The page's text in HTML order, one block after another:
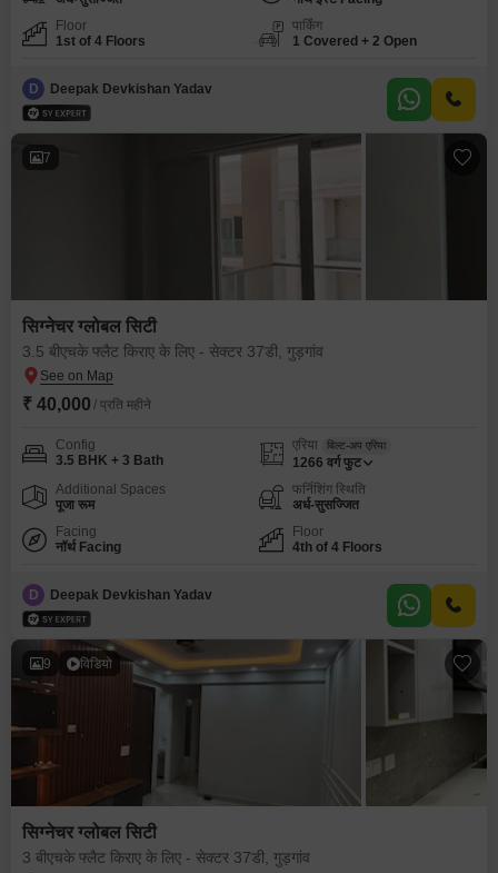
Floor
1st of 4 Floors
पार्किंग
1 Covered + 2 Open
D Deepak Devkishan Yadav
7
सिग्नेचर ग्लोबल सिटी
3.5 बीएचके फ्लैट किराए के लिए - सेक्टर 37डी, गुड़गांव
₹ 40,000 / प्रति महीने
Config
3.5 BHK + 3 Bath
एरिया बिल्ट-अप एरिया
1266 वर्ग फुट
Additional Spaces
पूजा रूम
फर्निशिंग स्थिति
अर्ध-सुसज्जित
Facing
नॉर्थ Facing
Floor
4th of 4 Floors
D Deepak Devkishan Yadav
9 विडियो
सिग्नेचर ग्लोबल सिटी
3 बीएचके फ्लैट किराए के लिए - सेक्टर 37डी, गुड़गांव